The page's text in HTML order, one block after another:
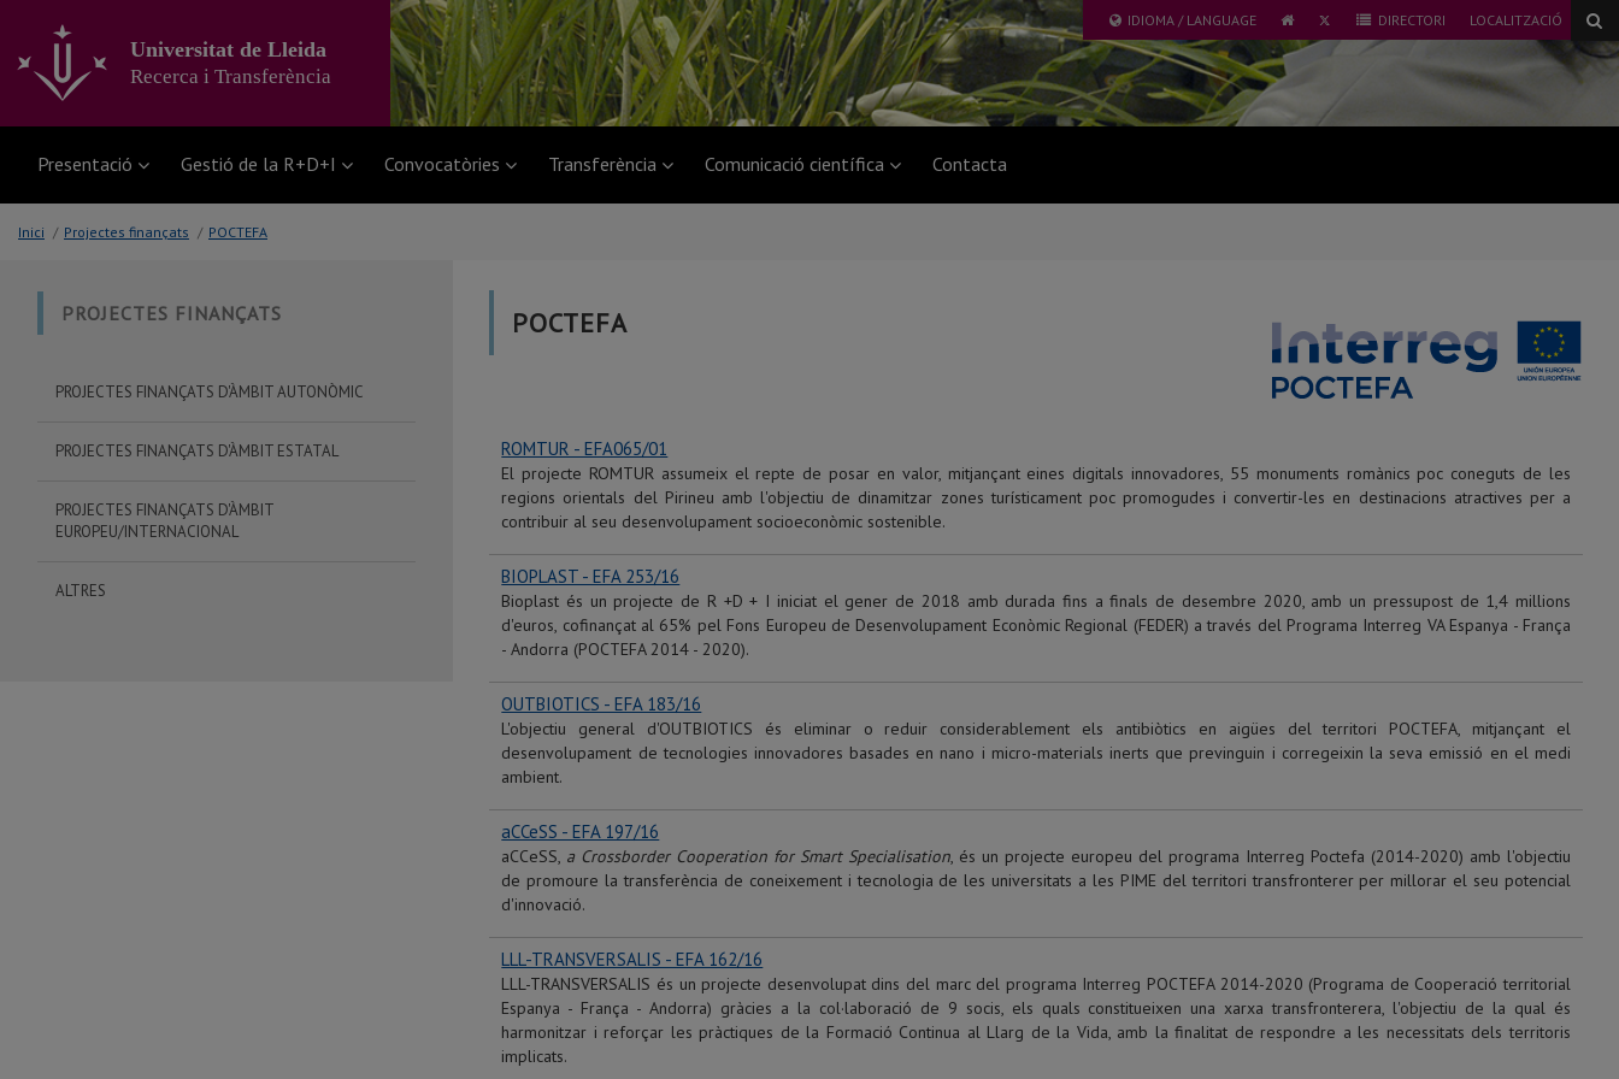
contingut
principal
la
pàgina
ICONA
GLOBUS
TERRAQÜI
IDIOMA / LANGUAGE
UNIVERSITAT
LLEIDA
TWITTERICONA
DIRECTORI LOCALITZACIÓ
Universitat de Lleida
Recerca i Transferència
Presentació Gestió de la R+D+I Convocatòries Transferència Comunicació científica Contacta
Inici / Projectes finançats / POCTEFA
PROJECTES FINANÇATS
PROJECTES FINANÇATS D'ÀMBIT AUTONÒMIC
PROJECTES FINANÇATS D'ÀMBIT ESTATAL
PROJECTES FINANÇATS D'ÀMBIT
EUROPEU/INTERNACIONAL
ALTRES
POCTEFA
ROMTUR - EFA065/01
El projecte ROMTUR assumeix el repte de posar en valor, mitjançant eines digitals innovadores, 55 monuments romànics poc coneguts de les
regions orientals del Pirineu amb l'objectiu de dinamitzar zones turísticament poc promogudes i convertir-les en destinacions atractives per a
contribuir al seu desenvolupament socioeconòmic sostenible.
BIOPLAST - EFA 253/16
Bioplast és un projecte de R +D + I iniciat el gener de 2018 amb durada fins a finals de desembre 2020, amb un pressupost de 1,4 millions
d'euros, cofinançat al 65% pel Fons Europeu de Desenvolupament Econòmic Regional (FEDER) a través del Programa Interreg VA Espanya - França
- Andorra (POCTEFA 2014 - 2020).
OUTBIOTICS - EFA 183/16
L'objectiu general d'OUTBIOTICS és eliminar o reduir considerablement els antibiòtics en aigües del territori POCTEFA, mitjançant el
desenvolupament de tecnologies innovadores basades en nano i micro-materials inerts que previnguin i corregeixin la seva emissió en el medi
ambient.
aCCeSS - EFA 197/16
aCCeSS, a Crossborder Cooperation for Smart Specialisation, és un projecte europeu del programa Interreg Poctefa (2014-2020) amb l'objectiu
de promoure la transferència de coneixement i tecnologia de les universitats a les PIME del territori transfronterer per millorar el seu potencial
d'innovació.
LLL-TRANSVERSALIS - EFA 162/16
LLL-TRANSVERSALIS és un projecte desenvolupat dins del marc del programa Interreg POCTEFA 2014-2020 (Programa de Cooperació territorial
Espanya - França - Andorra) gràcies a la col·laboració de 9 socis, els quals constitueixen una xarxa transfronterera, l'objectiu de la qual és
harmonitzar i reforçar les pràctiques de la Formació Continua al Llarg de la Vida, amb la finalitat de respondre a les necessitats dels territoris
implicats.